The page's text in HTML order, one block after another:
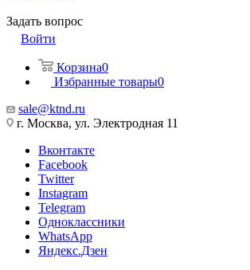
Задать вопрос
Войти
Корзина0
Избранные товары0
sale@ktnd.ru
г. Москва, ул. Электродная 11
Вконтакте
Facebook
Twitter
Instagram
Telegram
Одноклассники
WhatsApp
Яндекс.Дзен